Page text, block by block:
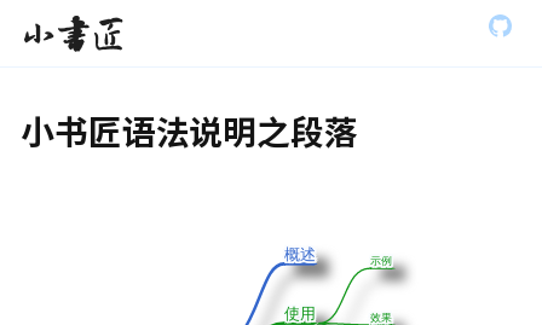
小书匠
小书匠语法说明之段落
使用
使用 效果
效果
示例
示例
概述
概述
部展开